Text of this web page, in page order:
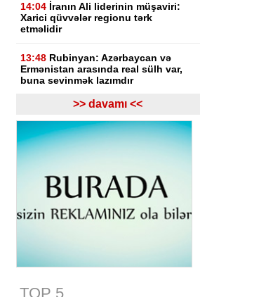
14:04 İranın Ali liderinin müşaviri:
Xarici qüvvələr regionu tərk
etməlidir
13:48 Rubinyan: Azərbaycan və
Ermənistan arasında real sülh var,
buna sevinmək lazımdır
Gürcüstan hakimiyyəti Rusiya
ilə müharibənin başlamasında
Saakaşvilini günahlandırıb
12:47
İlham Əliyevə zəng edib
12:27 Bazar günü Azərbaycanda 40
dərəcə isti olacaq
>> davamı <<
TOP 5